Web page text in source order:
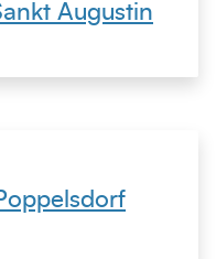
Augustin